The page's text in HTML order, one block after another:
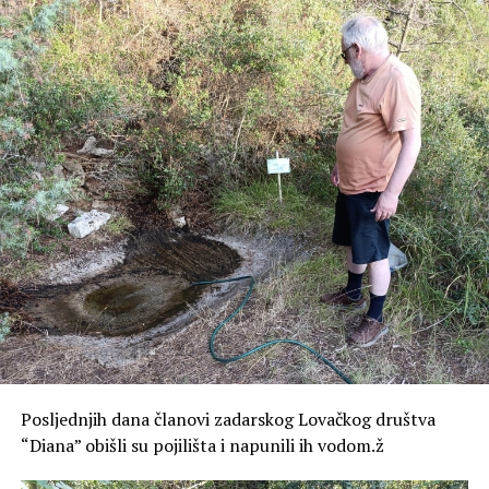
domaćih i stranih vozila kako u prometnom toku tako i
na parkirališnim površinama unutar zone obuhvata.
Za potrebe Studije i razmatranja eventualnog uvođenja
zone posebnog režima u dogledno vrijeme provest će se
i brojanje prometa kod Lančanih vrata, a cilj je stvoriti
podatkovnu bazu i saznati distribuciju tokova, odnosno
koliko vozila je ušlo u zonu posebnog režima, a koliko ih
se polukružno okrenulo.
Cijeli sustav regulacije prometa na Poluotoku dio je šire
prometne strategije koja osim ograničavanja prometa na
Poluotoku, podrazumijeva i parkirne površine van
Poluotoka i dodatno poboljšanje javnog prijevoza i
uređenje parkirne politike i širenje parkirnih zona izvan
Poluotoka.
Posljednjih dana članovi zadarskog Lovačkog društva
“Diana” obišli su pojilišta i napunili ih vodom.ž